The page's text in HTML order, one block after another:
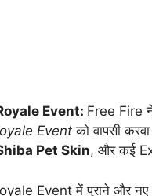
Event: Free Fire ने
Event को वापसी
Pet Skin, और कई
Event में पुराने और